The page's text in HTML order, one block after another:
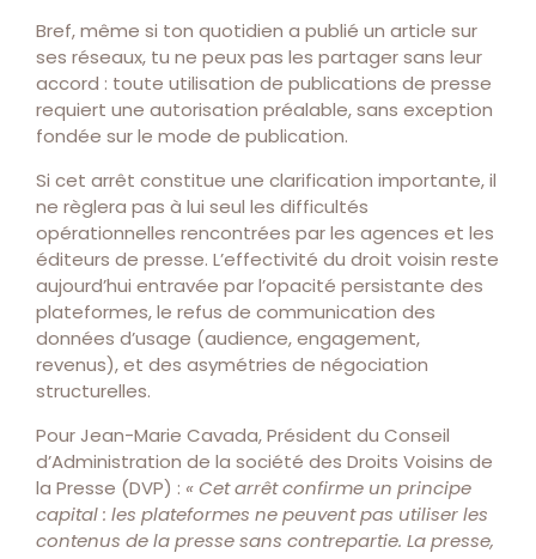
Bref, même si ton quotidien a publié un article sur
ses réseaux, tu ne peux pas les partager sans leur
accord : toute utilisation de publications de presse
requiert une autorisation préalable, sans exception
fondée sur le mode de publication.
Si cet arrêt constitue une clarification importante, il
ne règlera pas à lui seul les difficultés
opérationnelles rencontrées par les agences et les
éditeurs de presse. L’effectivité du droit voisin reste
aujourd’hui entravée par l’opacité persistante des
plateformes, le refus de communication des
données d’usage (audience, engagement,
revenus), et des asymétries de négociation
structurelles.
Pour Jean-Marie Cavada, Président du Conseil
d’Administration de la société des Droits Voisins de
la Presse (DVP) : « Cet arrêt confirme un principe
capital : les plateformes ne peuvent pas utiliser les
contenus de la presse sans contrepartie. La presse,